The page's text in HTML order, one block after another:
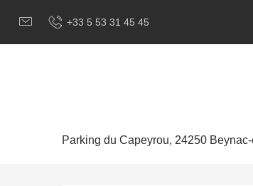
contenu
+33 5 53 31 45 45
Bienvenue à Sarlat, Capitale du Périgord Noir
Lundi 10 août de 08:00 à 13:00 /
Marché des Producteurs
Parking du Capeyrou, 24250